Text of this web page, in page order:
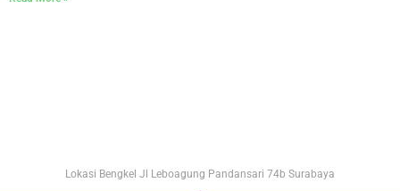
Lokasi Bengkel Jl Leboagung Pandansari 74b Surabaya